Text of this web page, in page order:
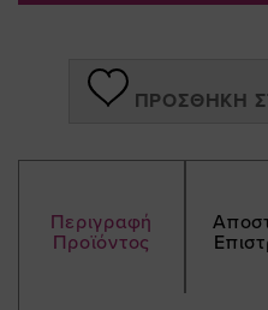
ΠΡΟΣΘΉΚΗ
Περιγραφή
Προϊόντος